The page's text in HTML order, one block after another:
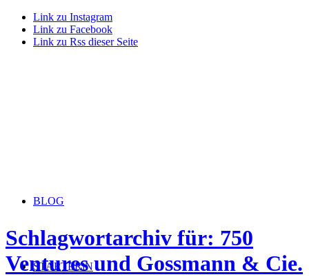
Link zu Instagram
Link zu Facebook
Link zu Rss dieser Seite
BLOG
STARTERiN
Schlagwortarchiv für: 750
Ventures und Gossmann & Cie.